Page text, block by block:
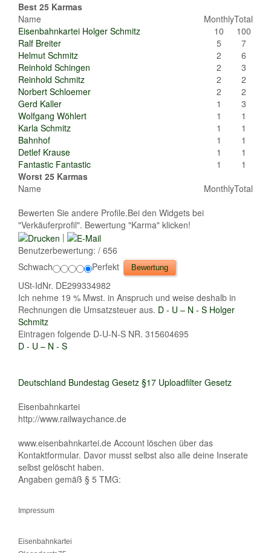
Best 25 Karmas
Name
MonthlyTotal
Eisenbahnkartei Holger Schmitz
10
100
Ralf Breiter
5
7
Helmut Schmitz
2
6
Reinhold Schingen
2
3
Reinhold Schmitz
2
2
Norbert Schloemer
2
2
Gerd Kaller
1
3
Wolfgang Wöhlert
1
1
Karla Schmitz
1
1
Bahnhof
1
1
Detlef Krause
1
1
Fantastic Fantastic
1
1
Worst 25 Karmas
Name
MonthlyTotal
Bewerten Sie andere Profile.Bei den Widgets bei
"Verkäuferprofil". Bewertung "Karma" klicken!
|
Benutzerbewertung: / 656
Schwach
Perfekt
USt-IdNr. DE299334982
Ich nehme 19 % Mwst. in Anspruch und weise deshalb in
Rechnungen die Umsatzsteuer aus. D - U – N - S Holger
Schmitz
Eintragen folgende D-U-N-S NR. 315604695
D - U – N - S
Deutschland Bundestag Gesetz §17 Uploadfilter Gesetz
Eisenbahnkartei
http://www.railwaychance.de
www.eisenbahnkartei.de Account löschen über das
Kontaktformular. Davor musst selbst also alle deine Inserate
selbst gelöscht haben.
Angaben gemäß § 5 TMG:
Impressum
Eisenbahnkartei